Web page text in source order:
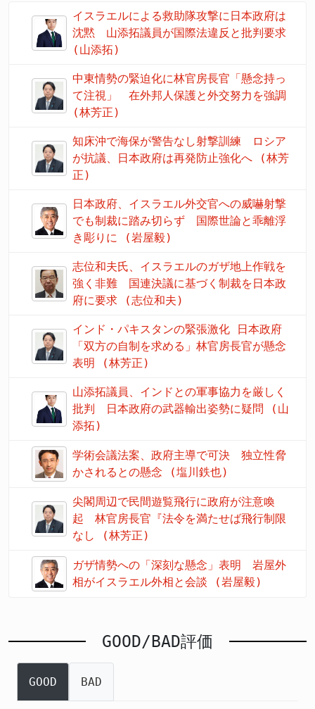
イスラエルによる救助隊攻撃に日本政府は
沈黙 山添拓議員が国際法違反と批判要求
(山添拓)
中東情勢の緊迫化に林官房長官「懸念持っ
て注視」 在外邦人保護と外交努力を強調
(林芳正)
知床沖で海保が警告なし射撃訓練 ロシア
が抗議、日本政府は再発防止強化へ (林芳
正)
日本政府、イスラエル外交官への威嚇射撃
でも制裁に踏み切らず 国際世論と乖離浮
き彫りに (岩屋毅)
志位和夫氏、イスラエルのガザ地上作戦を
強く非難 国連決議に基づく制裁を日本政
府に要求 (志位和夫)
インド・パキスタンの緊張激化 日本政府
「双方の自制を求める」林官房長官が懸念
表明 (林芳正)
山添拓議員、インドとの軍事協力を厳しく
批判 日本政府の武器輸出姿勢に疑問 (山
添拓)
学術会議法案、政府主導で可決 独立性脅
かされるとの懸念 (塩川鉄也)
尖閣周辺で民間遊覧飛行に政府が注意喚
起 林官房長官『法令を満たせば飛行制限
なし (林芳正)
ガザ情勢への「深刻な懸念」表明 岩屋外
相がイスラエル外相と会談 (岩屋毅)
GOOD/BAD評価
GOOD BAD